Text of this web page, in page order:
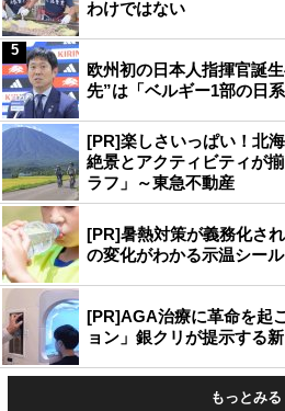
わけではない
欧州初の日本人指揮官誕
先”は「ベルギー1部の日
5
[PR]楽しさいっぱい！北
絶景とアクティビティが
ラフ」～東急不動産
[PR]暑熱対策が義務化さ
の変化がわかる示温シー
[PR]AGA治療に革命を起
ョン」銀クリが提示する
もっとみる